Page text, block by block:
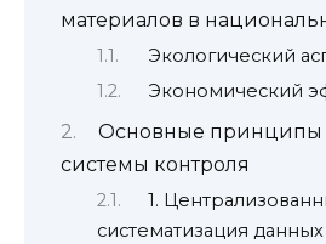
материалов в
Экологический
Экономический
Основные принципы
системы контроля
1.
систематизация данных